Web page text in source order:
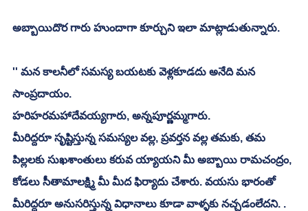
అబ్బాయిదొర గారు హుందాగా కూర్చుని ఇలా మాట్లాడుతున్నారు.
'' మన కాలనీలో సమస్య బయటకు వెళ్లకూడదు అనేది మన
సాంప్రదాయం.
హరిహరమహాదేవయ్యగారు, అన్నపూర్ణమ్మగారు.
మీరిద్దరూ సృష్టిస్తున్న సమస్యల వల్ల, ప్రవర్తన వల్ల తమకు, తమ
పిల్లలకు సుఖశాంతులు కరువ య్యాయని మీ అబ్బాయి రామచంద్రం,
కోడలు సీతామాలక్ష్మి మీ మీద ఫిర్యాదు చేశారు. వయసు భారంతో
మీరిద్దరూ అనుసరిస్తున్న విధానాలు కూడా వాళ్ళకు నచ్చడంలేదని. .